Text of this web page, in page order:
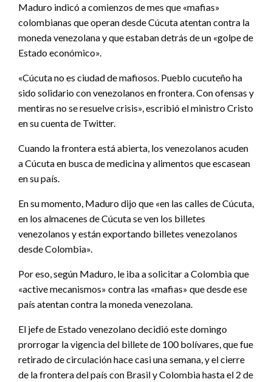
Maduro indicó a comienzos de mes que «mafias»
colombianas que operan desde Cúcuta atentan contra la
moneda venezolana y que estaban detrás de un «golpe de
Estado económico».
«Cúcuta no es ciudad de mafiosos. Pueblo cucuteño ha
sido solidario con venezolanos en frontera. Con ofensas y
mentiras no se resuelve crisis», escribió el ministro Cristo
en su cuenta de Twitter.
Cuando la frontera está abierta, los venezolanos acuden
a Cúcuta en busca de medicina y alimentos que escasean
en su país.
En su momento, Maduro dijo que «en las calles de Cúcuta,
en los almacenes de Cúcuta se ven los billetes
venezolanos y están exportando billetes venezolanos
desde Colombia».
Por eso, según Maduro, le iba a solicitar a Colombia que
«active mecanismos» contra las «mafias» que desde ese
país atentan contra la moneda venezolana.
El jefe de Estado venezolano decidió este domingo
prorrogar la vigencia del billete de 100 bolívares, que fue
retirado de circulación hace casi una semana, y el cierre
de la frontera del país con Brasil y Colombia hasta el 2 de